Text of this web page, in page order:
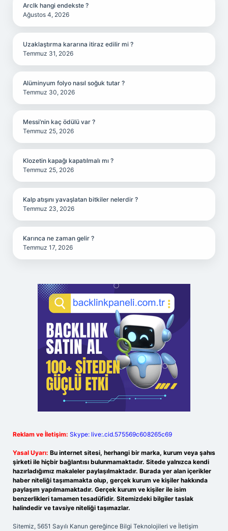
Arclk hangi endekste ?
Ağustos 4, 2026
Uzaklaştırma kararına itiraz edilir mi ?
Temmuz 31, 2026
Alüminyum folyo nasıl soğuk tutar ?
Temmuz 30, 2026
Messi’nin kaç ödülü var ?
Temmuz 25, 2026
Klozetin kapağı kapatılmalı mı ?
Temmuz 25, 2026
Kalp atışını yavaşlatan bitkiler nelerdir ?
Temmuz 23, 2026
Karınca ne zaman gelir ?
Temmuz 17, 2026
Reklam ve İletişim: Skype: live:.cid.575569c608265c69
Yasal Uyarı: Bu internet sitesi, herhangi bir marka, kurum veya şahıs
şirketi ile hiçbir bağlantısı bulunmamaktadır. Sitede yalnızca kendi
hazırladığımız makaleler paylaşılmaktadır. Burada yer alan içerikler
haber niteliği taşımamakta olup, gerçek kurum ve kişiler hakkında
paylaşım yapılmamaktadır. Gerçek kurum ve kişiler ile isim
benzerlikleri tamamen tesadüfidir. Sitemizdeki bilgiler taslak
halindedir ve tavsiye niteliği taşımazlar.
Sitemiz, 5651 Sayılı Kanun gereğince Bilgi Teknolojileri ve İletişim